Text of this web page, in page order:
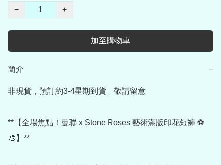
−
+
加至購物車
簡介 −
非現貨，預訂約3-4星期到貨，敬請留意
**【全場焦點！曼聯 x Stone Roses 藝術滿版印花短褲 ⚽
🎨】**